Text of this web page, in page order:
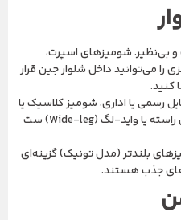
و بی‌نظیر. شومیزهای اسپرت،
می‌توانید داخل شلوار جین قرار
رسمی یا اداری، شومیز کلاسیک یا
مجلسی را با یک شلوار پارچه‌ای راسته یا واید-لگ (Wide-leg) ست
بلندتر (مدل تونیک) گزینه‌ای
جذب هستند.